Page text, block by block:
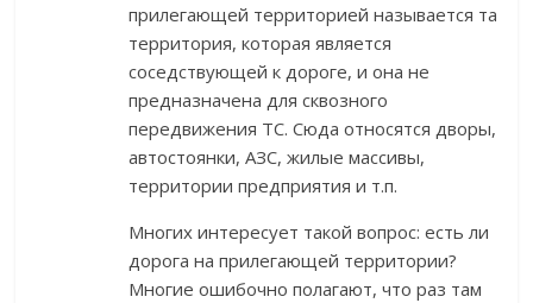
прилегающей территорией называется та
территория, которая является
соседствующей к дороге, и она не
предназначена для сквозного
передвижения ТС. Сюда относятся дворы,
автостоянки, АЗС, жилые массивы,
территории предприятия и т.п.
Многих интересует такой вопрос: есть ли
дорога на прилегающей территории?
Многие ошибочно полагают, что раз там